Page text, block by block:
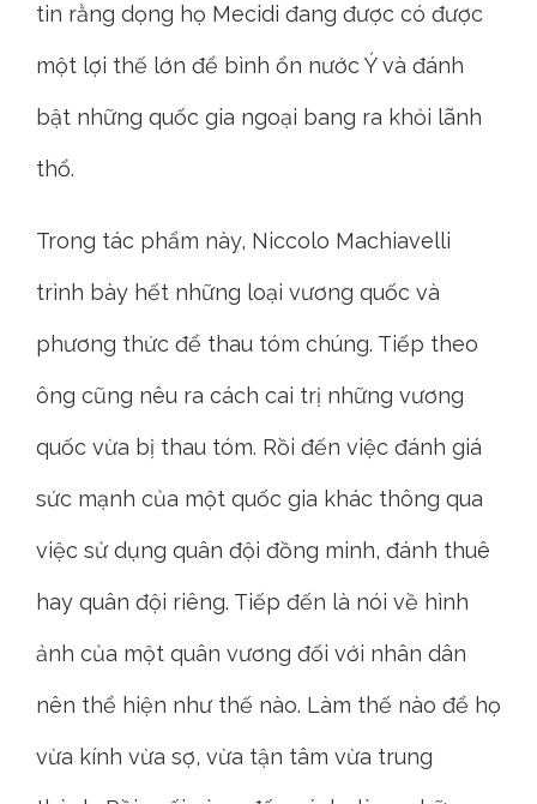
tin rằng dọng họ Mecidi đang được có được
một lợi thế lớn để bình ổn nước Ý và đánh
bật những quốc gia ngoại bang ra khỏi lãnh
thổ.
Trong tác phẩm này, Niccolo Machiavelli
trình bày hết những loại vương quốc và
phương thức để thau tóm chúng. Tiếp theo
ông cũng nêu ra cách cai trị những vương
quốc vừa bị thau tóm. Rồi đến việc đánh giá
sức mạnh của một quốc gia khác thông qua
việc sử dụng quân đội đồng minh, đánh thuê
hay quân đội riêng. Tiếp đến là nói về hình
ảnh của một quân vương đối với nhân dân
nên thể hiện như thế nào. Làm thế nào để họ
vừa kính vừa sợ, vừa tận tâm vừa trung